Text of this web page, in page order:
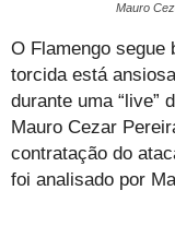
Mauro
O Flamengo segue
torcida está
durante uma “live”
Mauro Cezar
contratação do
foi analisado por